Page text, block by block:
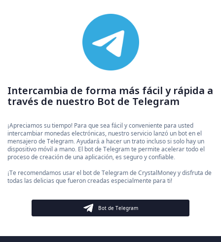
Intercambia de forma más fácil y rápida a
través de nuestro Bot de Telegram
¡Apreciamos su tiempo! Para que sea fácil y conveniente para usted
intercambiar monedas electrónicas, nuestro servicio lanzó un bot en el
mensajero de Telegram. Ayudará a hacer un trato incluso si solo hay un
dispositivo móvil a mano. El bot de Telegram te permite acelerar todo el
proceso de creación de una aplicación, es seguro y confiable.
¡Te recomendamos usar el bot de Telegram de CrystalMoney y disfruta de
todas las delicias que fueron creadas especialmente para ti!
Bot de Telegram